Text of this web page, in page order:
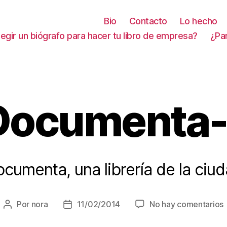
Bio Contacto Lo hecho
un biógrafo para hacer tu libro de empresa?
una librería de la
Autor
Por nora
Fecha11/02/2014 No hay comentariosen